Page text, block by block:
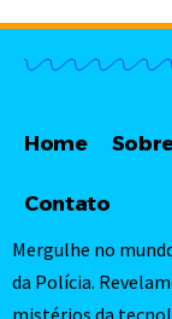
Home
Contato
Mergulhe no
da Polícia.
mistérios da